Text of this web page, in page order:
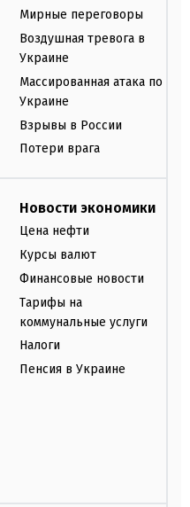
Мирные переговоры
Воздушная тревога в
Украине
Массированная атака по
Украине
Взрывы в России
Потери врага
Новости экономики
Цена нефти
Курсы валют
Финансовые новости
Тарифы на
коммунальные услуги
Налоги
Пенсия в Украине